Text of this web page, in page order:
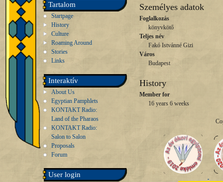
Tartalom
Startpage
History
Culture
Roaming Around
Stories
Links
Interaktív
About Us
Egyptian Pamphlets
KONTAKT Radio:
Land of the Pharaos
KONTAKT Radio:
Salon to Salon
Proposals
Forum
User login
Személyes adatok
Foglalkozás
könyvkötő
Teljes név
Fakó Istvánné Gizi
Város
Budapest
History
Member for
16 years 6 weeks